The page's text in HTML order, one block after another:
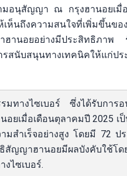
มอนุสัญญา ณ กรุงฮานอยเมื่
ห็นถึงความสนใจที่เพิ่มขึ้นขอ
อยอย่างมีประสิทธิภาพ รั
สนับสนุนทางเทคนิคให้แก่ป
ทางไซเบอร์ ซึ่งได้รับการ
อยเมื่อเดือนตุลาคมปี 2025
มสำเร็จอย่างสูง โดยมี 72
สัญญาฮานอยมีผลบังคับใช้โด
ไซเบอร์.